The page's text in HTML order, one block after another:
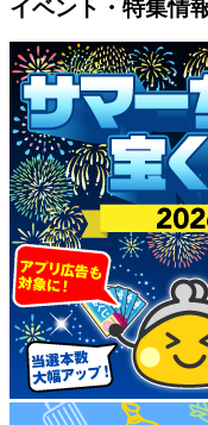
イベント・特集情